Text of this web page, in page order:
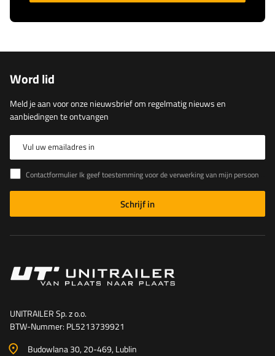
Word lid
Meld je aan voor onze nieuwsbrief om regelmatig nieuws en
aanbiedingen te ontvangen
Vul uw emailadres in
Contactformulier Ik geef toestemming voor de verwerking van mijn persoonlijke gegevens in het contactformulier in overeenstemming met de Verordening van het Europees Parlement en de Raad (EU)
Schrijf in
UNITRAILER Sp. z o.o.
BTW-Nummer: PL5213739921
Budowlana 30, 20-469, Lublin